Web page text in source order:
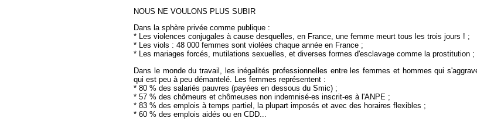
NOUS NE VOULONS PLUS SUBIR
Dans la sphère privée comme publique :
* Les violences conjugales à cause desquelles, en France, une femme meurt tous les trois jours ! ;
* Les viols : 48 000 femmes sont violées chaque année en France ;
* Les mariages forcés, mutilations sexuelles, et diverses formes d'esclavage comme la prostitution ;
Dans le monde du travail, les inégalités professionnelles entre les femmes et hommes qui
qui est peu à peu démantelé. Les femmes représentent :
* 80 % des salariés pauvres (payées en dessous du Smic) ;
* 57 % des chômeurs et chômeuses non indemnisé-es inscrit-es à l'ANPE ;
* 83 % des emplois à temps partiel, la plupart imposés et avec des horaires flexibles ;
* 60 % des emplois aidés ou en CDD...